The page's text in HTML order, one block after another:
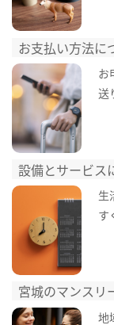
お支払い方法に
お
送
設備とサービス
生
す
宮城のマンスリ
地